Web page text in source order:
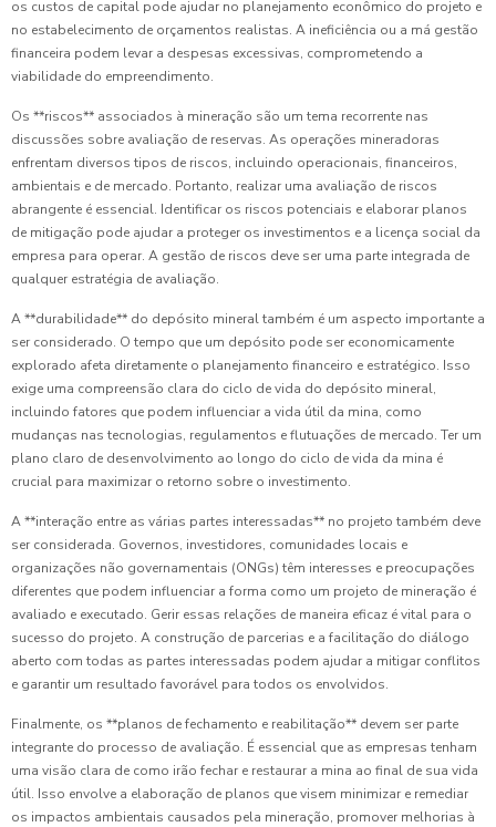
os custos de capital pode ajudar no planejamento econômico do projeto e
no estabelecimento de orçamentos realistas. A ineficiência ou a má gestão
financeira podem levar a despesas excessivas, comprometendo a
viabilidade do empreendimento.
Os **riscos** associados à mineração são um tema recorrente nas
discussões sobre avaliação de reservas. As operações mineradoras
enfrentam diversos tipos de riscos, incluindo operacionais, financeiros,
ambientais e de mercado. Portanto, realizar uma avaliação de riscos
abrangente é essencial. Identificar os riscos potenciais e elaborar planos
de mitigação pode ajudar a proteger os investimentos e a licença social da
empresa para operar. A gestão de riscos deve ser uma parte integrada de
qualquer estratégia de avaliação.
A **durabilidade** do depósito mineral também é um aspecto importante a
ser considerado. O tempo que um depósito pode ser economicamente
explorado afeta diretamente o planejamento financeiro e estratégico. Isso
exige uma compreensão clara do ciclo de vida do depósito mineral,
incluindo fatores que podem influenciar a vida útil da mina, como
mudanças nas tecnologias, regulamentos e flutuações de mercado. Ter um
plano claro de desenvolvimento ao longo do ciclo de vida da mina é
crucial para maximizar o retorno sobre o investimento.
A **interação entre as várias partes interessadas** no projeto também deve
ser considerada. Governos, investidores, comunidades locais e
organizações não governamentais (ONGs) têm interesses e preocupações
diferentes que podem influenciar a forma como um projeto de mineração é
avaliado e executado. Gerir essas relações de maneira eficaz é vital para o
sucesso do projeto. A construção de parcerias e a facilitação do diálogo
aberto com todas as partes interessadas podem ajudar a mitigar conflitos
e garantir um resultado favorável para todos os envolvidos.
Finalmente, os **planos de fechamento e reabilitação** devem ser parte
integrante do processo de avaliação. É essencial que as empresas tenham
uma visão clara de como irão fechar e restaurar a mina ao final de sua vida
útil. Isso envolve a elaboração de planos que visem minimizar e remediar
os impactos ambientais causados pela mineração, promover melhorias à